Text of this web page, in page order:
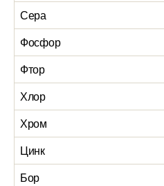
Сера
Фосфор
Фтор
Хлор
Хром
Цинк
Бор